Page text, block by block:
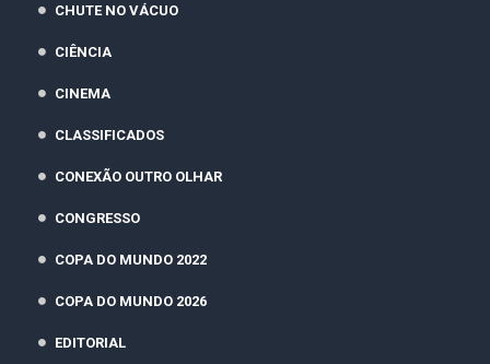
CHUTE NO VÁCUO
CIÊNCIA
CINEMA
CLASSIFICADOS
CONEXÃO OUTRO OLHAR
CONGRESSO
COPA DO MUNDO 2022
COPA DO MUNDO 2026
EDITORIAL